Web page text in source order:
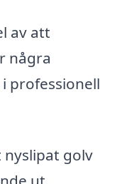
av att
några
professionell
golv